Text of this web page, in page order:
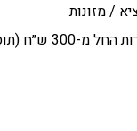
/ מזונות
300 ש״ח (תוספת)